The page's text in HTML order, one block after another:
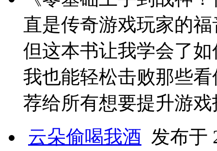
直是传奇游戏玩家的
但这本书让我学会了
我也能轻松击败那些
荐给所有想要提升游
云朵偷喝我酒 发布于